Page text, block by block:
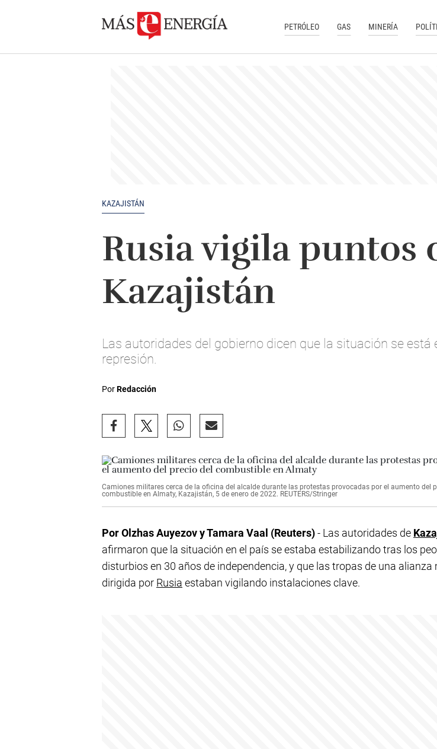
PETRÓLEO GAS MINERÍA
KAZAJISTÁN
Rusia vigila puntos
Kazajistán
Las autoridades del gobierno dicen que la situación se
represión.
PorRedacción
Camiones militares cerca de la oficina del alcalde durante las protestas provocadas por el aumento del
combustible en Almaty, Kazajistán, 5 de enero de 2022. REUTERS/Stringer
Por Olzhas Auyezov y Tamara Vaal (Reuters)- Las autoridades de
afirmaron que la situación en el país se estaba estabilizando tras los
disturbios en 30 años de independencia, y que las tropas de una alianza
dirigida por Rusia estaban vigilando instalaciones clave.